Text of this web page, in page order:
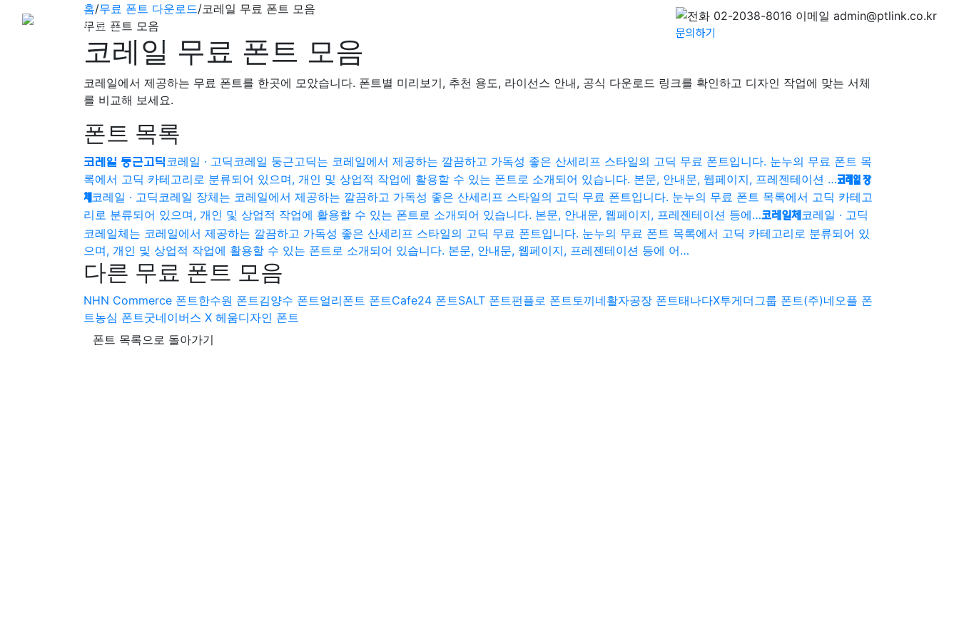
문의하기
홈/무료 폰트 다운로드/코레일 무료 폰트 모음
무료 폰트 모음
코레일 무료 폰트 모음
코레일에서 제공하는 무료 폰트를 한곳에 모았습니다. 폰트별 미리보기, 추천 용도, 라이선스 안내, 공식 다운로드 링크를 확인하고 디자인 작업에 맞는 서체
를 비교해 보세요.
폰트 목록
코레일 둥근고딕코레일 · 고딕코레일 둥근고딕는 코레일에서 제공하는 깔끔하고 가독성 좋은 산세리프 스타일의 고딕 무료 폰트입니다. 눈누의 무료 폰트 목
록에서 고딕 카테고리로 분류되어 있으며, 개인 및 상업적 작업에 활용할 수 있는 폰트로 소개되어 있습니다. 본문, 안내문, 웹페이지, 프레젠테이션 …코레일 장
체 코레일 · 고딕코레일 장체는 코레일에서 제공하는 깔끔하고 가독성 좋은 산세리프 스타일의 고딕 무료 폰트입니다. 눈누의 무료 폰트 목록에서 고딕 카테고
리로 분류되어 있으며, 개인 및 상업적 작업에 활용할 수 있는 폰트로 소개되어 있습니다. 본문, 안내문, 웹페이지, 프레젠테이션 등에…코레일체 코레일 · 고딕
코레일체는 코레일에서 제공하는 깔끔하고 가독성 좋은 산세리프 스타일의 고딕 무료 폰트입니다. 눈누의 무료 폰트 목록에서 고딕 카테고리로 분류되어 있
으며, 개인 및 상업적 작업에 활용할 수 있는 폰트로 소개되어 있습니다. 본문, 안내문, 웹페이지, 프레젠테이션 등에 어…
다른 무료 폰트 모음
NHN Commerce 폰트한수원 폰트김양수 폰트얼리폰트 폰트Cafe24 폰트SALT 폰트펀플로 폰트토끼네활자공장 폰트태나다X투게더그룹 폰트(주)네오플 폰
트농심 폰트굿네이버스 X 헤움디자인 폰트
폰트 목록으로 돌아가기